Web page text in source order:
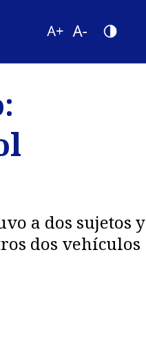
a dos sujetos y
dos vehículos